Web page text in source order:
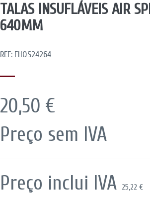
TALAS INSUFLÁVEIS AIR
640MM
REF: FHQS24264
20,50 €
Preço sem IVA
Preço inclui IVA 25,22 €